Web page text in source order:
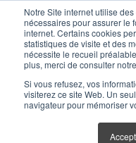
Notre Site internet utilise
nécessaires pour assurer le
internet. Certains cookies
statistiques de visite et des
nécessite le recueil
plus, merci de consulter notre
Si vous refusez, vos
visiterez ce site Web. Un
navigateur pour mémoriser
Nos